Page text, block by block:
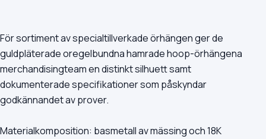
För sortiment av specialtillverkade örhängen ger de
guldpläterade oregelbundna hamrade hoop-örhängena
merchandisingteam en distinkt silhuett samt
dokumenterade specifikationer som påskyndar
godkännandet av prover.
Materialkomposition: basmetall av mässing och 18K